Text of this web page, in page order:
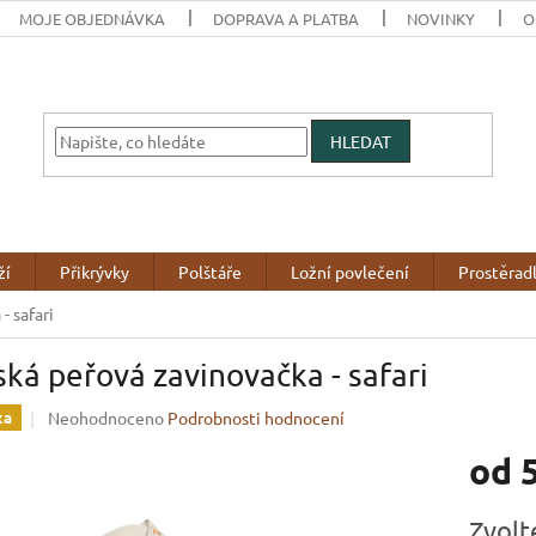
MOJE OBJEDNÁVKA DOPRAVA A PLATBA NOVINKY O
HLEDAT
Přikrývky Polštáře Ložní povlečení
safari
peřová zavinovačka - safari
Průměrné
Neohodnoceno Podrobnosti hodnocení
od